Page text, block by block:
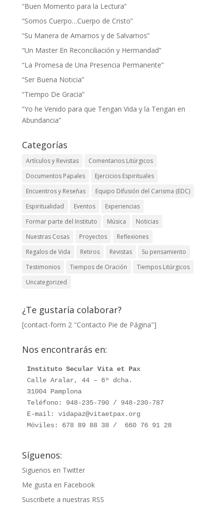
“Buen Momento para la Lectura”
“Somos Cuerpo…Cuerpo de Cristo”
“Su Manera de Amarnos y de Salvarnos”
“Un Master En Reconciliación y Hermandad”
“La Promesa de Una Presencia Permanente”
“Ser Buena Noticia”
“Tiempo De Gracia”
“Yo he Venido para que Tengan Vida y la Tengan en
Abundancia”
Categorías
Artículos y Revistas
Comentarios Litúrgicos
Documentos Papales
Ejercicios Espirituales
Encuentros y Reseñas
Equipo Difusión del Carisma (EDC)
Espiritualidad
Eventos
Experiencias
Formar parte del Instituto
Música
Noticias
Nuestras Cosas
Proyectos
Reflexiones
Regalos de Vida
Retiros Revistas
Su pensamiento
Testimonios
Tiempos de Oración
Tiempos Litúrgicos
Uncategorized
¿Te gustaría colaborar?
[contact-form 2 "Contacto Pie de Página"]
Nos encontrarás en:
Instituto Secular Vita et Pax
Calle Aralar, 44 – 6º dcha.
31004 Pamplona
Teléfono: 948-235-790 / 948-230-787
E-mail: vidapaz@vitaetpax.org
Móviles: 678 89 88 38 /  660 76 91 28
Síguenos:
Siguenos en Twitter
Me gusta en Facebook
Suscribete a nuestras RSS